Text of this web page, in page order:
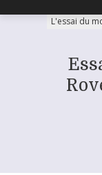
L'essai du